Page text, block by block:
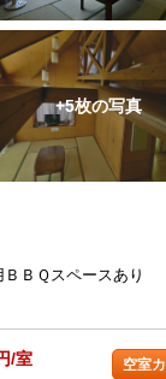
+5枚の写真
ＢＱスペースあり
/室 空室